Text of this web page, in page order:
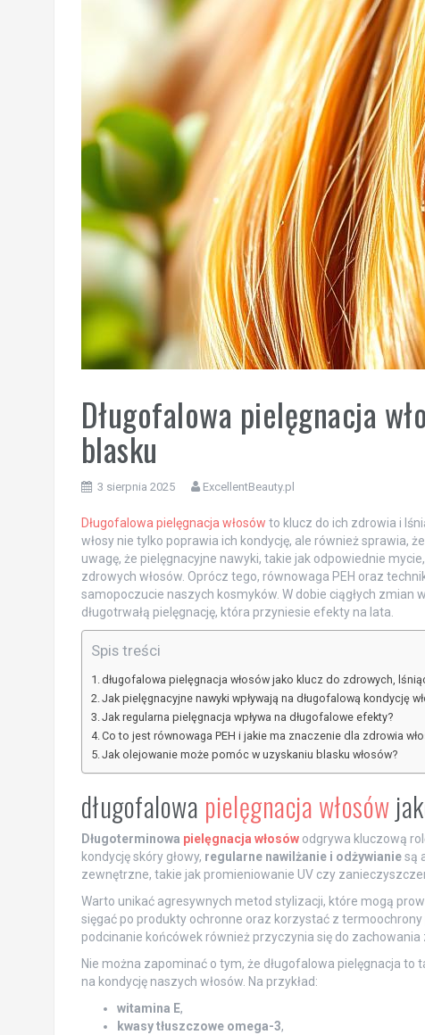
Długofalowa pielęgnacja
blasku
3 sierpnia 2025 ExcellentBeauty.pl
Długofalowa pielęgnacja włosów to klucz do ich zdrowia i
włosy nie tylko poprawia ich kondycję, ale również sprawia,
uwagę, że pielęgnacyjne nawyki, takie jak odpowiednie
zdrowych włosów. Oprócz tego, równowaga PEH oraz
samopoczucie naszych kosmyków. W dobie ciągłych
długotrwałą pielęgnację, która przyniesie efekty na lata.
Spis treści
długofalowa pielęgnacja włosów jako klucz do zdrowych,
Jak pielęgnacyjne nawyki wpływają na długofalową kondycję
Jak regularna pielęgnacja wpływa na długofalowe efekty?
Co to jest równowaga PEH i jakie ma znaczenie dla zdrowia
Jak olejowanie może pomóc w uzyskaniu blasku włosów?
długofalowa pielęgnacja włosów
Długoterminowa pielęgnacja włosówodgrywa kluczową
kondycję skóry głowy, regularne nawilżanie i odżywianiesą
zewnętrzne, takie jak promieniowanie UV czy
Warto unikać agresywnych metod stylizacji, które mogą
sięgać po produkty ochronne oraz korzystać z
podcinanie końcówek również przyczynia się do
Nie można zapominać o tym, że długofalowa pielęgnacja
na kondycję naszych włosów. Na przykład:
witamina E,
kwasy tłuszczowe omega-3,